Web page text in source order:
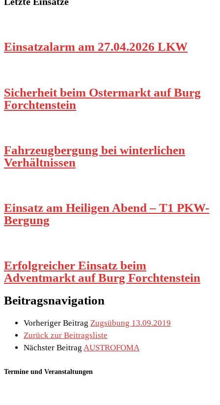
Einsatzalarm am 27.04.2026 LKW
Sicherheit beim Ostermarkt auf Burg
Forchtenstein
Fahrzeugbergung bei winterlichen
Verhältnissen
Einsatz am Heiligen Abend – T1 PKW-
Bergung
Erfolgreicher Einsatz beim
Adventmarkt auf Burg Forchtenstein
Beitragsnavigation
Vorheriger Beitrag Zugsübung 13.09.2019
Zurück zur Beitragsliste
Nächster Beitrag AUSTROFOMA
Termine und Veranstaltungen